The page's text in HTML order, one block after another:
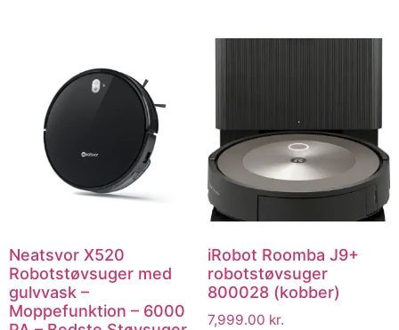
Neatsvor X520
Robotstøvsuger med
gulvvask –
Moppefunktion – 6000
iRobot Roomba J9+
robotstøvsuger
800028 (kobber)
7,999.00 kr.